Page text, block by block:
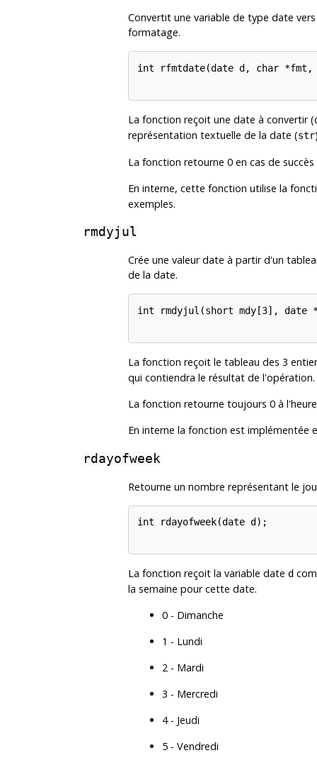
Convertit une variable de type date
formatage.
int rfmtdate(date d, char
La fonction reçoit une date à convertir (
représentation textuelle de la date (str
La fonction retourne 0 en cas de
En interne, cette fonction utilise la
exemples.
rmdyjul
Crée une valeur date à partir d'un
de la date.
int rmdyjul(short mdy[3], date
La fonction reçoit le tableau des 3
qui contiendra le résultat de l'opération.
La fonction retourne toujours 0 à
En interne la fonction est implémentée
rdayofweek
Retourne un nombre représentant le
int rdayofweek(date d);
La fonction reçoit la variable date d
la semaine pour cette date.
0 - Dimanche
1 - Lundi
2 - Mardi
3 - Mercredi
4 - Jeudi
5 - Vendredi